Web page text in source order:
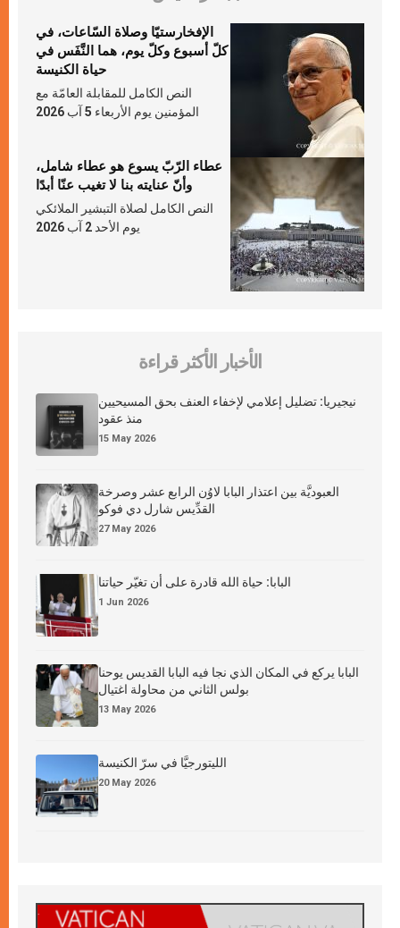
الإفخارستيّا وصلاة السّاعات، في
كلّ أسبوع وكلّ يوم، هما النَّفَس في
حياة الكنيسة
النص الكامل للمقابلة العامّة مع
المؤمنين يوم الأربعاء 5 آب 2026
عطاء الرّبّ يسوع هو عطاء شامل،
وأنّ عنايته بنا لا تغيب عنّا أبدًا
النص الكامل لصلاة التبشير الملائكي
يوم الأحد 2 آب 2026
الأخبار الأكثر قراءة
نيجيريا: تضليل إعلامي لإخفاء العنف بحق المسيحيين
منذ عقود
15 May 2026
العبوديَّة بين اعتذار البابا لاوُن الرابع عشر وصرخة
القدِّيس شارل دي فوكو
27 May 2026
البابا: حياة الله قادرة على أن تغيّر حياتنا
1 Jun 2026
البابا يركع في المكان الذي نجا فيه البابا القديس يوحنا
بولس الثاني من محاولة اغتيال
13 May 2026
الليتورجيَّا في سرّ الكنيسة
20 May 2026